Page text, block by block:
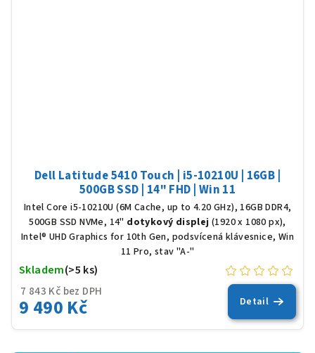
Dell Latitude 5410 Touch | i5-10210U | 16GB |
500GB SSD | 14" FHD | Win 11
Intel Core i5-10210U (6M Cache, up to 4.20 GHz), 16GB DDR4,
500GB SSD NVMe, 14" dotykový displej (1920 x 1080 px),
Intel® UHD Graphics for 10th Gen, podsvícená klávesnice, Win
11 Pro, stav "A-"
7 843 Kč bez DPH
9 490 Kč
Skladem(>5 ks)
Detail